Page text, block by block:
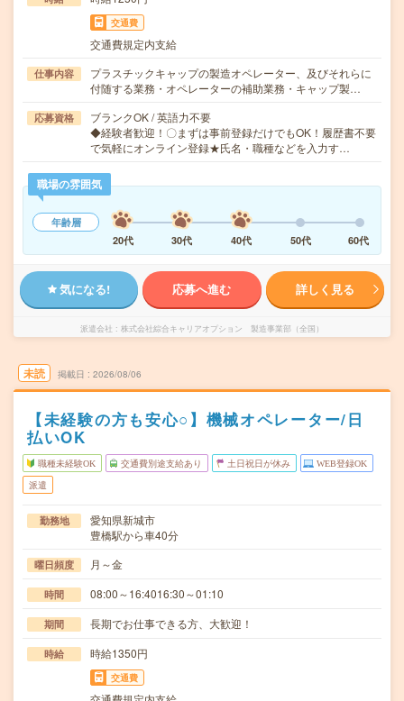
交通費
交通費規定内支給
仕事内容
プラスチックキャップの製造オペレーター、及びそれらに
付随する業務・オペレーターの補助業務・キャップ製…
応募資格
ブランクOK / 英語力不要
◆経験者歓迎！〇まずは事前登録だけでもOK！履歴書不要
で気軽にオンライン登録★氏名・職種などを入力す…
職場の雰囲気
年齢層
20代
30代 40代 50代 60代
気になる! 応募へ進む 詳しく見る
派遣会社 株式会社綜合キャリアオプション 製造事業部（全国）
未読 掲載日 2026/08/06
【未経験の方も安心○】機械オペレーター/日
払いOK
職種未経験OK 交通費別途支給あり 土日祝日が休み WEB登録OK
派遣
勤務地
愛知県新城市
豊橋駅から車40分
曜日頻度 月～金
時間 08:00～16:4016:30～01:10
期間 長期でお仕事できる方、大歓迎！
時給 時給1350円
交通費